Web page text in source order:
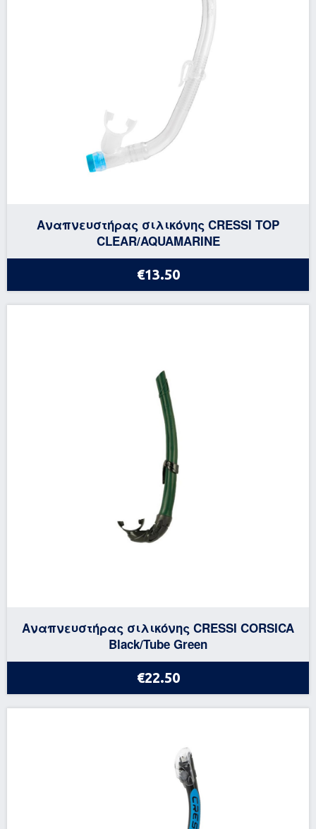
Αναπνευστήρας σιλικόνης CRESSI TOP
CLEAR/AQUAMARINE
€13.50
Αναπνευστήρας σιλικόνης CRESSI CORSICA
Black/Tube Green
€22.50